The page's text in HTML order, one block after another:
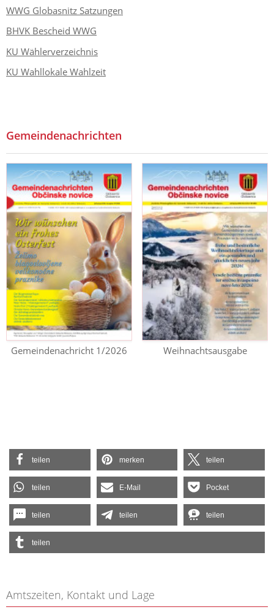
WWG Globasnitz Satzungen
BHVK Bescheid WWG
KU Wählerverzeichnis
KU Wahllokale Wahlzeit
Gemeindenachrichten
Gemeindenachricht 1/2026 Weihnachtsausgabe
teilen merken teilen
teilen E-Mail Pocket
teilen teilen teilen
teilen
Amtszeiten, Kontakt und Lage